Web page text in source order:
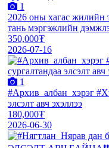
1
2026 оны хагас жилийн
тань мэргэжлийн
350,000₮
2026-07-16
1
#Архив_албан_хэрэг
элсэлт авч эхэллээ
180,000₮
2026-06-30